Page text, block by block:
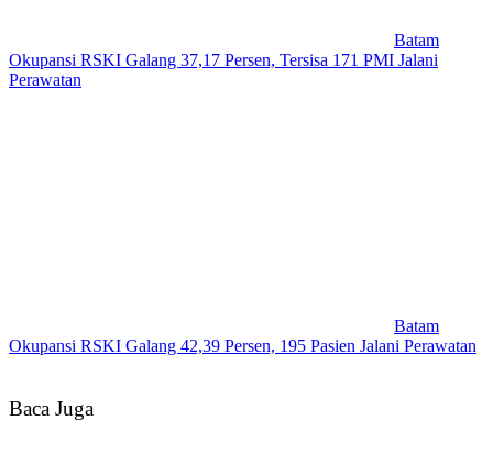
Batam
Okupansi RSKI Galang 37,17 Persen, Tersisa 171 PMI Jalani
Perawatan
Batam
Okupansi RSKI Galang 42,39 Persen, 195 Pasien Jalani Perawatan
Baca Juga